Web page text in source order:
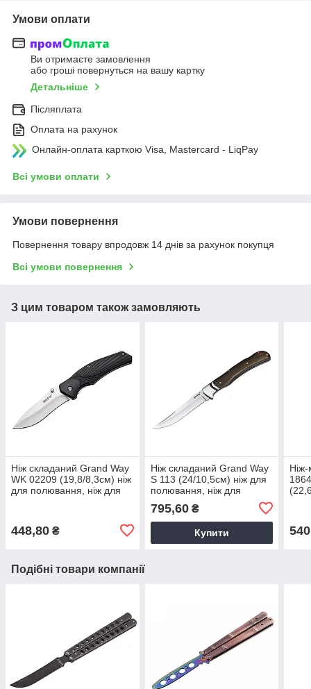
Умови оплати
Ви отримаєте замовлення
або гроші повернуться на вашу картку
Детальніше
Післяплата
Оплата на рахунок
Онлайн-оплата карткою Visa, Mastercard - LiqPay
Всі умови оплати
Умови повернення
Повернення товару впродовж 14 днів за рахунок покупця
Всі умови повернення
З цим товаром також замовляють
Ніж складаний Grand Way
WK 02209 (19,8/8,3см) ніж
для полювання, ніж для
448,80 ₴
Ніж складаний Grand Way
S 113 (24/10,5см) ніж для
полювання, ніж для
походів, ніж для рибалки
795,60₴
Купити
Подібні товари компанії